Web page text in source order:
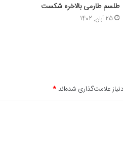
طلسم طارمی بالاخره شکست
25 آبان, 1402
علامت‌گذاری شده‌اند*